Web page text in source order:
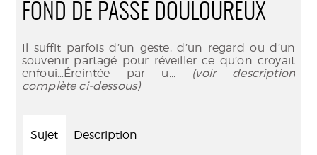
FOND DE PASSÉ DOULOUREUX
Il suffit parfois d’un geste, d’un regard ou d’un
souvenir partagé pour réveiller ce qu’on croyait
enfoui…Éreintée par u... (voir description
complète ci-dessous)
Sujet Description